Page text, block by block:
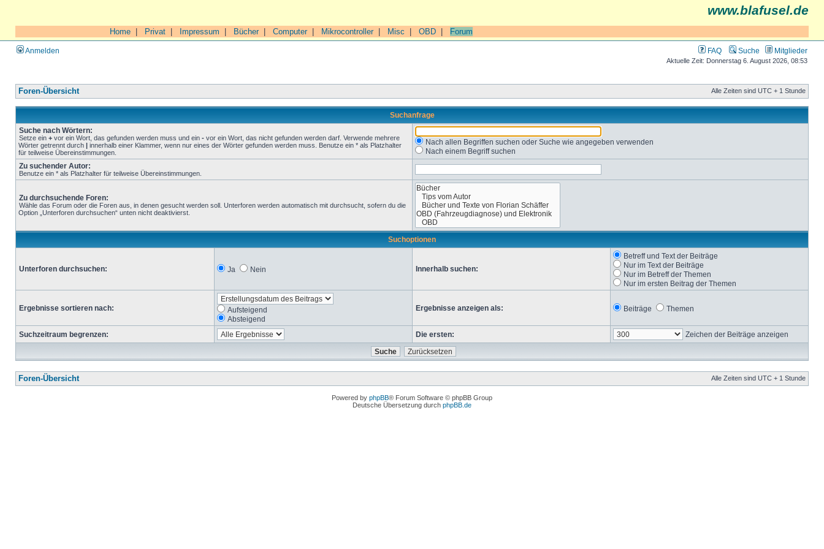
www.blafusel.de
Home Privat Impressum Bücher| Computer| Mikrocontroller| Misc OBD Forum
Anmelden FAQ Suche Mitglieder
Aktuelle Zeit: Donnerstag 6. August 2026, 08:53
Foren-Übersicht Alle Zeiten sind UTC + 1 Stunde
Suchanfrage
Suche nach Wörtern:
Setze ein + vor ein Wort, das gefunden werden muss und ein - vor ein Wort, das nicht gefunden werden darf. Verwende mehrere
Wörter getrennt durch | innerhalb einer Klammer, wenn nur eines der Wörter gefunden werden muss. Benutze ein * als Platzhalter
für teilweise Übereinstimmungen.
Nach allen Begriffen suchen oder Suche wie angegeben verwenden
Nach einem Begriff suchen
Zu suchender Autor:
Benutze ein * als Platzhalter für teilweise Übereinstimmungen.
Zu durchsuchende Foren:
Wähle das Forum oder die Foren aus, in denen gesucht werden soll. Unterforen werden automatisch mit durchsucht, sofern du die
Option „Unterforen durchsuchen“ unten nicht deaktivierst.
Suchoptionen
Unterforen durchsuchen: Ja Nein Innerhalb suchen:
Betreff und Text der Beiträge
Nur im Text der Beiträge
Nur im Betreff der Themen
Nur im ersten Beitrag der Themen
Ergebnisse sortieren nach:
Aufsteigend
Absteigend
Ergebnisse anzeigen als: Beiträge Themen
Suchzeitraum begrenzen: Die ersten: Zeichen der Beiträge anzeigen
Foren-Übersicht Alle Zeiten sind UTC + 1 Stunde
Powered by phpBB® Forum Software © phpBB Group
Deutsche Übersetzung durch phpBB.de